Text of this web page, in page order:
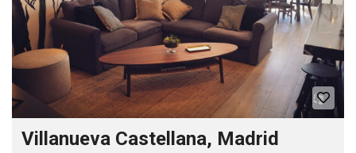
Villanueva Castellana, Madrid